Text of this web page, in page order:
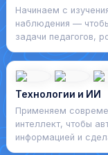
Начинаем с
наблюдения —
задачи педагогов,
Технологии и ИИ
Применяем
интеллект, чтобы
информацией и